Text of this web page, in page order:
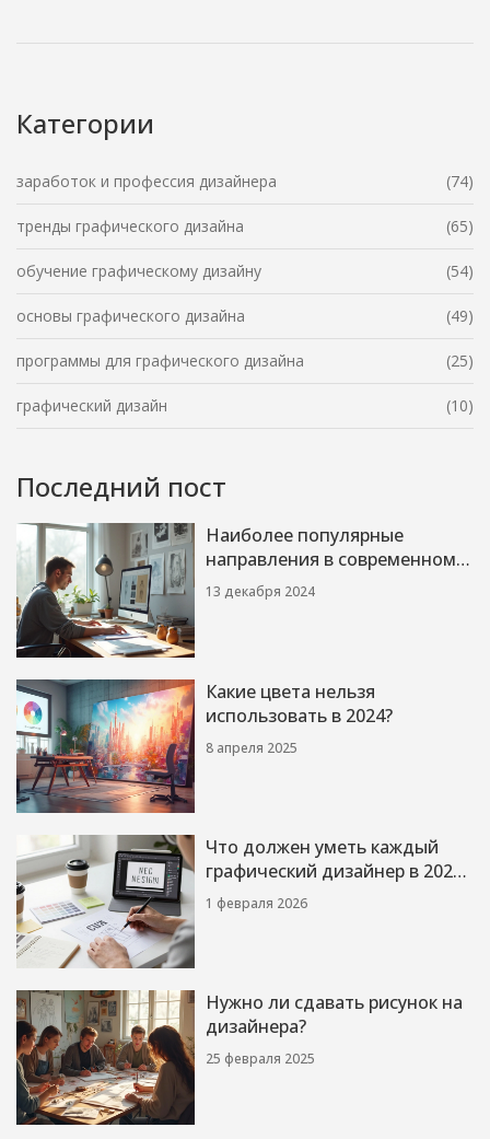
Категории
заработок и профессия дизайнера (74)
тренды графического дизайна (65)
обучение графическому дизайну (54)
основы графического дизайна (49)
программы для графического дизайна (25)
графический дизайн (10)
Последний пост
Наиболее популярные
направления в современном
графическом дизайне
13 декабря 2024
Какие цвета нельзя
использовать в 2024?
8 апреля 2025
Что должен уметь каждый
графический дизайнер в 2026
году
1 февраля 2026
Нужно ли сдавать рисунок на
дизайнера?
25 февраля 2025